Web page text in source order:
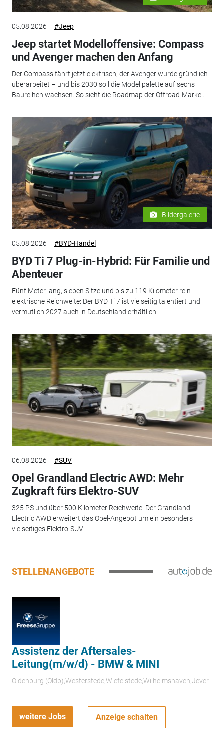
05.08.2026 #Jeep
Jeep startet Modelloffensive: Compass
und Avenger machen den Anfang
Der Compass fährt jetzt elektrisch, der Avenger wurde gründlich
überarbeitet – und bis 2030 soll die Modellpalette auf sechs
Baureihen wachsen. So sieht die Roadmap der Offroad-Marke...
Bildergalerie
05.08.2026 #BYD-Handel
BYD Ti 7 Plug-in-Hybrid: Für Familie und
Abenteuer
Fünf Meter lang, sieben Sitze und bis zu 119 Kilometer rein
elektrische Reichweite: Der BYD Ti 7 ist vielseitig talentiert und
vermutlich 2027 auch in Deutschland erhältlich.
06.08.2026 #SUV
Opel Grandland Electric AWD: Mehr
Zugkraft fürs Elektro-SUV
325 PS und über 500 Kilometer Reichweite: Der Grandland
Electric AWD erweitert das Opel-Angebot um ein besonders
vielseitiges Elektro-SUV.
STELLENANGEBOTE
Assistenz der Aftersales-
Leitung(m/w/d) - BMW & MINI
Oldenburg (Oldb);Westerstede;Wiefelstede;Wilhelmshaven;Jever
weitere Jobs Anzeige schalten